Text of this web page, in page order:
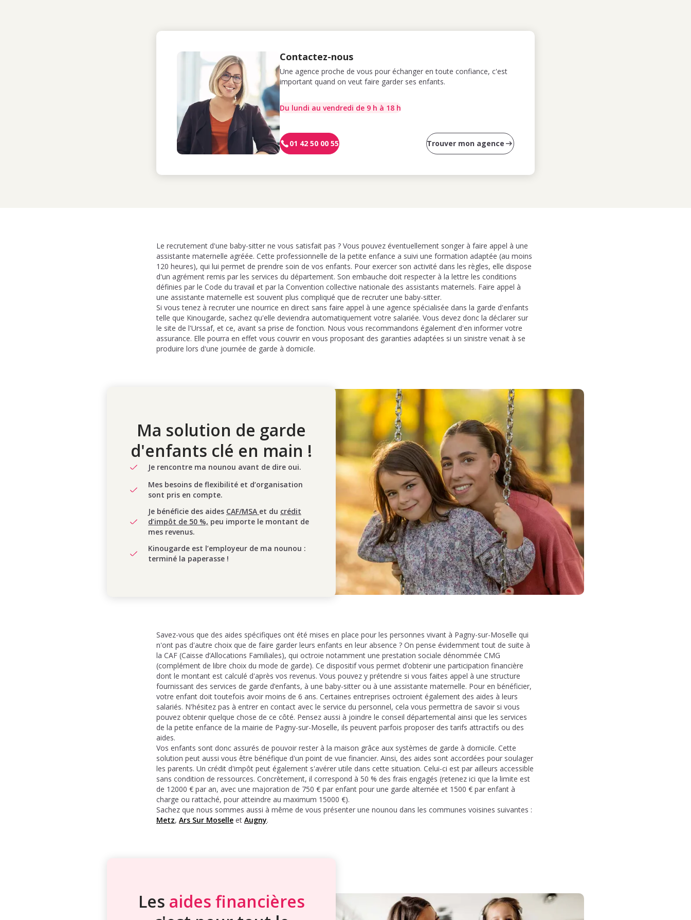
Contactez-nous
Une agence proche de vous pour échanger en toute confiance, c'est
important quand on veut faire garder ses enfants.
Du lundi au vendredi de 9 h à 18 h
01 42 50 00 55 Trouver mon agence
Le recrutement d'une baby-sitter ne vous satisfait pas ? Vous pouvez éventuellement songer à faire appel à une
assistante maternelle agréée. Cette professionnelle de la petite enfance a suivi une formation adaptée (au moins
120 heures), qui lui permet de prendre soin de vos enfants. Pour exercer son activité dans les règles, elle dispose
d'un agrément remis par les services du département. Son embauche doit respecter à la lettre les conditions
définies par le Code du travail et par la Convention collective nationale des assistants maternels. Faire appel à
une assistante maternelle est souvent plus compliqué que de recruter une baby-sitter.
Si vous tenez à recruter une nourrice en direct sans faire appel à une agence spécialisée dans la garde d'enfants
telle que Kinougarde, sachez qu'elle deviendra automatiquement votre salariée. Vous devez donc la déclarer sur
le site de l'Urssaf, et ce, avant sa prise de fonction. Nous vous recommandons également d'en informer votre
assurance. Elle pourra en effet vous couvrir en vous proposant des garanties adaptées si un sinistre venait à se
produire lors d'une journée de garde à domicile.
Ma solution de garde
d'enfants clé en main !
Je rencontre ma nounou avant de dire oui.
Mes besoins de flexibilité et d’organisation
sont pris en compte.
Je bénéficie des aides CAF/MSA et du crédit
d’impôt de 50 %, peu importe le montant de
mes revenus.
Kinougarde est l’employeur de ma nounou :
terminé la paperasse !
Savez-vous que des aides spécifiques ont été mises en place pour les personnes vivant à Pagny-sur-Moselle qui
n'ont pas d'autre choix que de faire garder leurs enfants en leur absence ? On pense évidemment tout de suite à
la CAF (Caisse d’Allocations Familiales), qui octroie notamment une prestation sociale dénommée CMG
(complément de libre choix du mode de garde). Ce dispositif vous permet d’obtenir une participation financière
dont le montant est calculé d'après vos revenus. Vous pouvez y prétendre si vous faites appel à une structure
fournissant des services de garde d’enfants, à une baby-sitter ou à une assistante maternelle. Pour en bénéficier,
votre enfant doit toutefois avoir moins de 6 ans. Certaines entreprises octroient également des aides à leurs
salariés. N'hésitez pas à entrer en contact avec le service du personnel, cela vous permettra de savoir si vous
pouvez obtenir quelque chose de ce côté. Pensez aussi à joindre le conseil départemental ainsi que les services
de la petite enfance de la mairie de Pagny-sur-Moselle, ils peuvent parfois proposer des tarifs attractifs ou des
aides.
Vos enfants sont donc assurés de pouvoir rester à la maison grâce aux systèmes de garde à domicile. Cette
solution peut aussi vous être bénéfique d'un point de vue financier. Ainsi, des aides sont accordées pour soulager
les parents. Un crédit d'impôt peut également s'avérer utile dans cette situation. Celui-ci est par ailleurs accessible
sans condition de ressources. Concrètement, il correspond à 50 % des frais engagés (retenez ici que la limite est
de 12000 € par an, avec une majoration de 750 € par enfant pour une garde alternée et 1500 € par enfant à
charge ou rattaché, pour atteindre au maximum 15000 €).
Sachez que nous sommes aussi à même de vous présenter une nounou dans les communes voisines suivantes :
Metz, Ars Sur Moselle et Augny.
Les aides financières